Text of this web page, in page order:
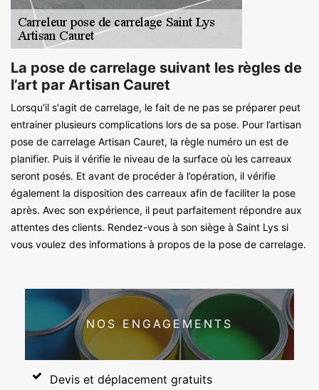
La pose de carrelage suivant les règles de
l’art par Artisan Cauret
Lorsqu'il s'agit de carrelage, le fait de ne pas se préparer peut
entrainer plusieurs complications lors de sa pose. Pour l’artisan
pose de carrelage Artisan Cauret, la règle numéro un est de
planifier. Puis il vérifie le niveau de la surface où les carreaux
seront posés. Et avant de procéder à l’opération, il vérifie
également la disposition des carreaux afin de faciliter la pose
après. Avec son expérience, il peut parfaitement répondre aux
attentes des clients. Rendez-vous à son siège à Saint Lys si
vous voulez des informations à propos de la pose de carrelage.
NOS ENGAGEMENTS
Devis et déplacement gratuits